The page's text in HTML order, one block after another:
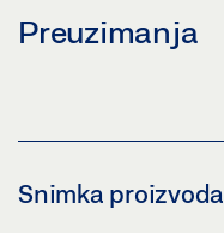
Preuzimanja
Snimka proizvoda